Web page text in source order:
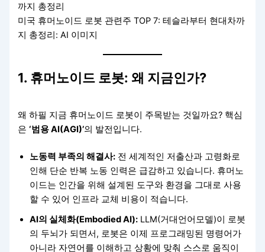
미국 휴머노이드 로봇 관련주 TOP 7: 테슬라부터 현대차까
지 총정리: AI 이미지
1. 휴머노이드 로봇: 왜 지금인가?
왜 하필 지금 휴머노이드 로봇이 주목받는 것일까요? 핵심
은‘범용 AI(AGI)’의 발전입니다.
노동력 부족의 해결사: 전 세계적인 저출산과 고령화로
인해 단순 반복 노동 인력은 급감하고 있습니다. 휴머노
이드는 인간을 위해 설계된 도구와 환경을 그대로 사용
할 수 있어 인프라 교체 비용이 적습니다.
AI의 실체화(Embodied AI): LLM(거대언어모델)이 로봇
의 두뇌가 되면서, 로봇은 이제 프로그래밍된 명령어가
아니라 자연어를 이해하고 상황에 맞춰 스스로 움직이